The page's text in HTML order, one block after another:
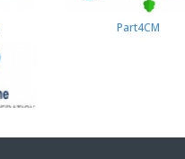
Part4СМ